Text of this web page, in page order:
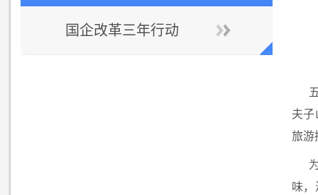
国企改革三年行动
夫子
旅游
味